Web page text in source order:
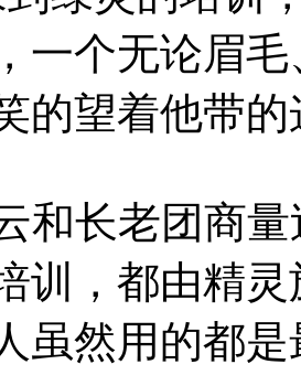
一个无论眉
的望着他带
和长老团商量
训，都由精
虽然用的都